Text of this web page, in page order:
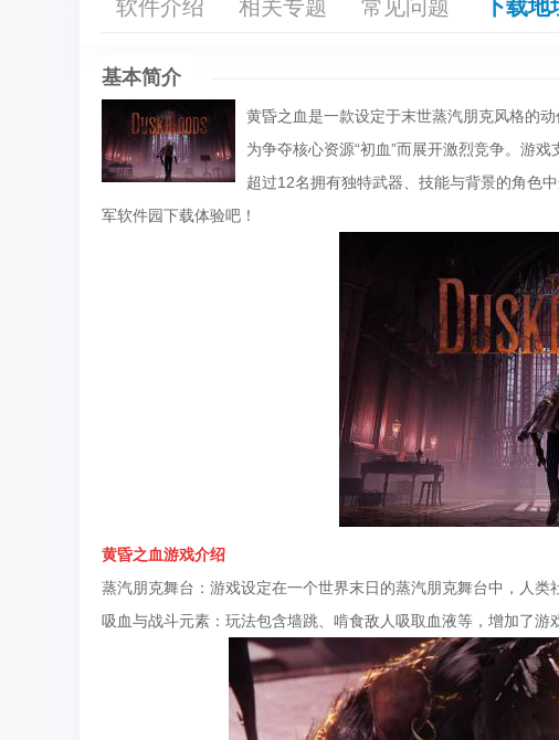
软件介绍 相关专题 常见问题 下载地
基本简介
黄昏之血是一款设定于末世蒸汽朋克风格的
为争夺核心资源“初血”而展开激烈竞争。游
超过12名拥有独特武器、技能与背景的角色
军软件园下载体验吧！
黄昏之血游戏介绍
蒸汽朋克舞台：游戏设定在一个世界末日的蒸汽朋克舞台中，人类
吸血与战斗元素：玩法包含墙跳、啃食敌人吸取血液等，增加了